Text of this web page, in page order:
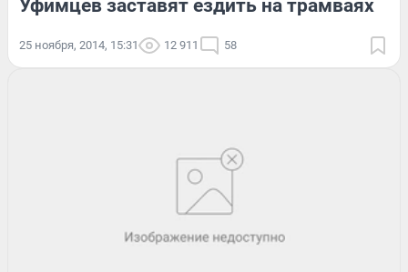
Уфимцев заставят ездить на трамваях
25 ноября, 2014, 15:31 12 911 58